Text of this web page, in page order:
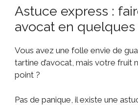
Astuce express :
avocat en
Vous avez une folle envie de
tartine d’avocat, mais votre fruit
point ?
Pas de panique, il existe une